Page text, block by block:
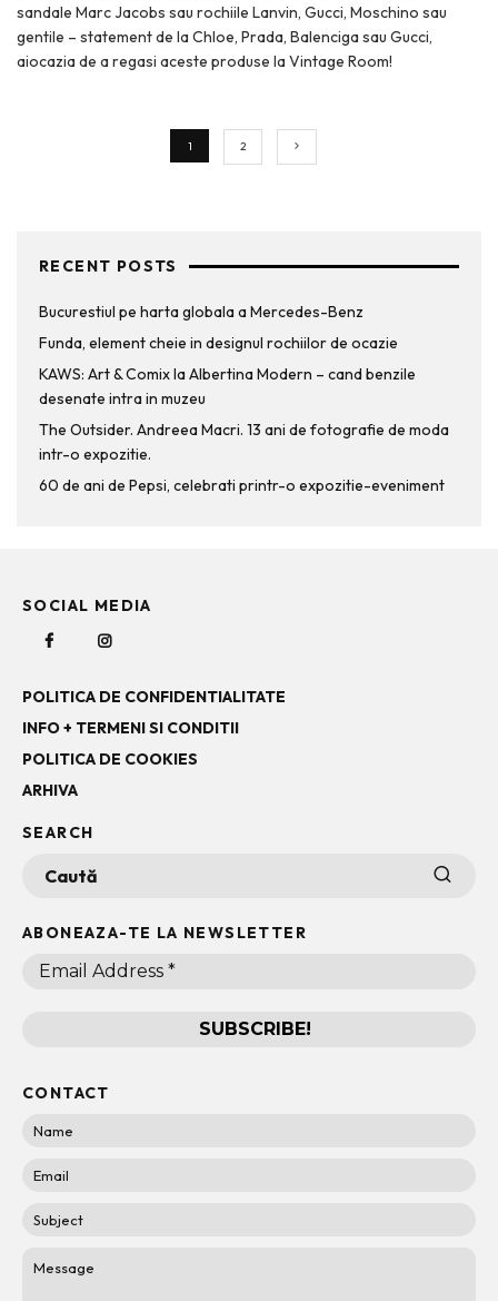
sandale Marc Jacobs sau rochiile Lanvin, Gucci, Moschino sau
gentile – statement de la Chloe, Prada, Balenciga sau Gucci,
aiocazia de a regasi aceste produse la Vintage Room!
1 2
RECENT POSTS
Bucurestiul pe harta globala a Mercedes-Benz
Funda, element cheie in designul rochiilor de ocazie
KAWS: Art & Comix la Albertina Modern – cand benzile
desenate intra in muzeu
The Outsider. Andreea Macri. 13 ani de fotografie de moda
intr-o expozitie.
60 de ani de Pepsi, celebrati printr-o expozitie-eveniment
SOCIAL MEDIA
POLITICA DE CONFIDENTIALITATE
INFO + TERMENI SI CONDITII
POLITICA DE COOKIES
ARHIVA
SEARCH
ABONEAZA-TE LA NEWSLETTER
CONTACT